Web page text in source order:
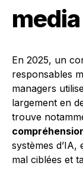
media
En 2025, un
responsables
managers
largement en
trouve
systèmes
mal ciblées et